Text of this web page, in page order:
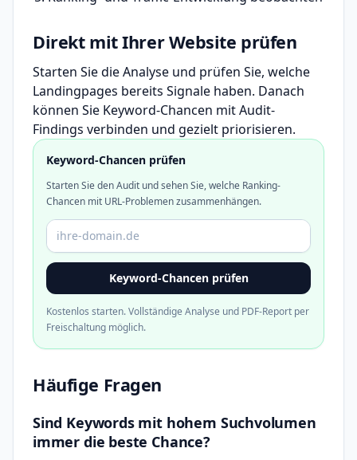
Direkt mit Ihrer Website prüfen
Starten Sie die Analyse und prüfen Sie, welche
Landingpages bereits Signale haben. Danach
können Sie Keyword-Chancen mit Audit-
Findings verbinden und gezielt priorisieren.
Keyword-Chancen prüfen
Starten Sie den Audit und sehen Sie, welche Ranking-
Chancen mit URL-Problemen zusammenhängen.
Domain oder URL
Keyword-Chancen prüfen
Kostenlos starten. Vollständige Analyse und PDF-Report per
Freischaltung möglich.
Häufige Fragen
Sind Keywords mit hohem Suchvolumen
immer die beste Chance?